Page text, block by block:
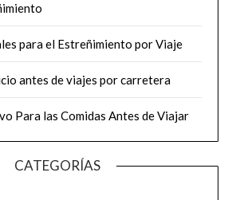
para el Estreñimiento por Viaje
antes de viajes por carretera
Para las Comidas Antes de Viajar
CATEGORÍAS